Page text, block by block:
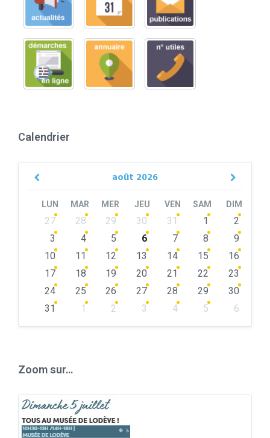
Calendrier
août 2026
Previous
LUN MAR MER JEU VEN SAM DIM
Skip
calendar
27 28 29 30 31 1
2
3
4 5 6 7 8
9
10
11 12 13 14 15
16
17
18 19 20 21 22
23
24
25 26 27 28 29
30
31
1 2 3 4 5
6
Zoom sur…